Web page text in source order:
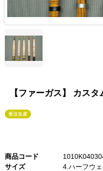
【ファーガス】 カス
商品コード
サイズ
4.ハーフウ